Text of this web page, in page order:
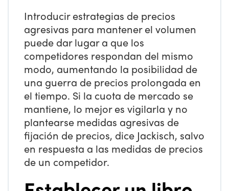
Introducir estrategias de precios
agresivas para mantener el volumen
puede dar lugar a que los
competidores respondan del mismo
modo, aumentando la posibilidad de
una guerra de precios prolongada en
el tiempo. Si la cuota de mercado se
mantiene, lo mejor es vigilarla y no
plantearse medidas agresivas de
fijación de precios, dice Jackisch, salvo
en respuesta a las medidas de precios
de un competidor.